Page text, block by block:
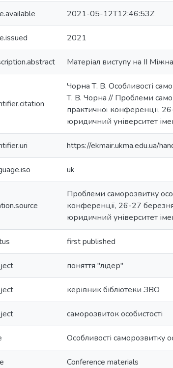
2021-05-12T12:46:53Z
2021
Матеріал виступу на II
Чорна Т. В. Особливості
Т. В. Чорна // Проблеми
практичної конференції,
юридичний університет
https://ekmair.ukma.edu.ua/
uk
Проблеми саморозвитку
конференції, 26-27
юридичний університет
first published
поняття "лідер"
керівник бібліотеки ЗВО
саморозвиток особистості
Особливості саморозвитку
Conference materials